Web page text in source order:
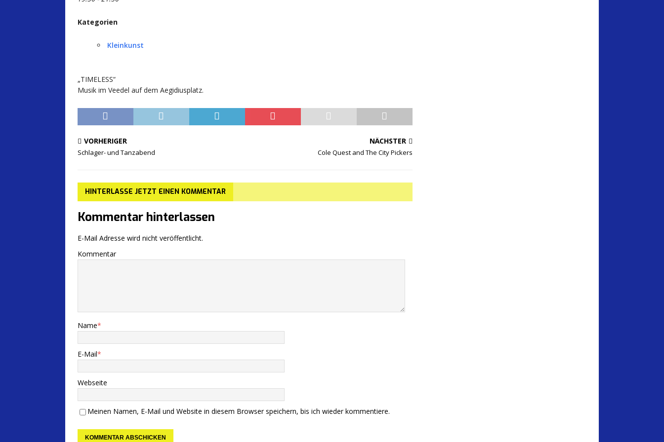
Kategorien
Kleinkunst
„TIMELESS“
Musik im Veedel auf dem Aegidiusplatz.
VORHERIGER
Schlager- und Tanzabend
NÄCHSTER
Cole Quest and The City Pickers
HINTERLASSE JETZT EINEN KOMMENTAR
Kommentar hinterlassen
E-Mail Adresse wird nicht veröffentlicht.
Kommentar
Name*
E-Mail*
Webseite
Meinen Namen, E-Mail und Website in diesem Browser speichern, bis ich wieder kommentiere.